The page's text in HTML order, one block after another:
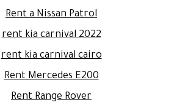
Rent a Nissan Patrol
rent kia carnival 2022
rent kia carnival cairo
Rent Mercedes E200
Rent Range Rover